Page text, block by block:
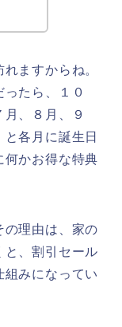
ますからね。
たら、１０
、８月、９
各月に誕生日
何かお得な特典
の理由は、家の
と、割引セール
みになってい